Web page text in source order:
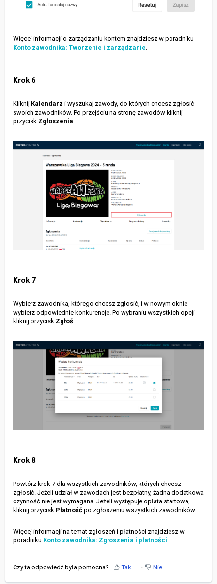
Więcej informacji o zarządzaniu kontem znajdziesz w poradniku
Konto zawodnika: Tworzenie i zarządzanie
Krok 6
Kliknij Kalendarz i wyszukaj zawody, do których chcesz zgłosić
swoich zawodników. Po przejściu na stronę zawodów kliknij
przycisk Zgłoszenia
Krok 7
Wybierz zawodnika, którego chcesz zgłosić, i w nowym oknie
wybierz odpowiednie konkurencje. Po wybraniu wszystkich opcji
kliknij przycisk Zgłoś.
Krok 8
Powtórz krok 7 dla wszystkich zawodników, których chcesz
zgłosić. Jeżeli udział w zawodach jest bezpłatny, żadna dodatkowa
czynność nie jest wymagana. Jeżeli występuje opłata startowa,
kliknij przycisk Płatność po zgłoszeniu wszystkich zawodników.
Więcej informacji na temat zgłoszeń i płatności znajdziesz w
poradniku Konto zawodnika: Zgłoszenia i płatności
Czy ta odpowiedź była pomocna? Tak Nie